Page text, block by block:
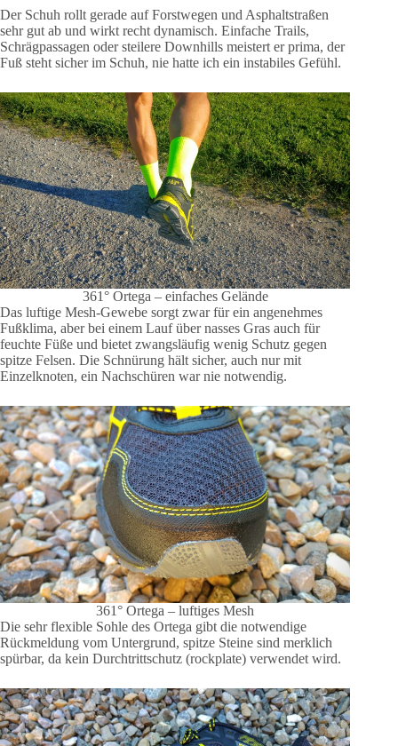
Der Schuh rollt gerade auf Forstwegen und Asphaltstraßen
sehr gut ab und wirkt recht dynamisch. Einfache Trails,
Schrägpassagen oder steilere Downhills meistert er prima, der
Fuß steht sicher im Schuh, nie hatte ich ein instabiles Gefühl.
361° Ortega – einfaches Gelände
Das luftige Mesh-Gewebe sorgt zwar für ein angenehmes
Fußklima, aber bei einem Lauf über nasses Gras auch für
feuchte Füße und bietet zwangsläufig wenig Schutz gegen
spitze Felsen. Die Schnürung hält sicher, auch nur mit
Einzelknoten, ein Nachschüren war nie notwendig.
361° Ortega – luftiges Mesh
Die sehr flexible Sohle des Ortega gibt die notwendige
Rückmeldung vom Untergrund, spitze Steine sind merklich
spürbar, da kein Durchtrittschutz (rockplate) verwendet wird.